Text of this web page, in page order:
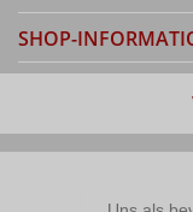
SHOP-